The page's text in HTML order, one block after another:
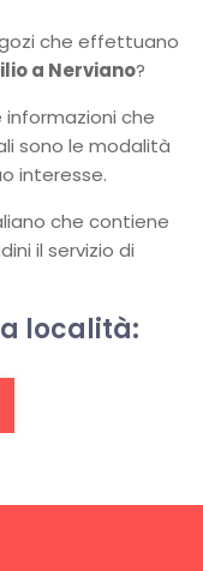
che effettuano
a Nerviano?
che
sono le modalità
interesse.
che contiene
il servizio di
località: